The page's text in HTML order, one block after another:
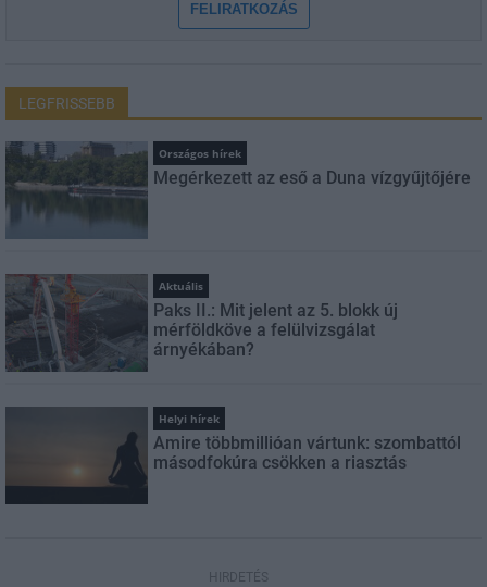
FELIRATKOZÁS
LEGFRISSEBB
Országos hírek
Megérkezett az eső a Duna vízgyűjtőjére
Aktuális
Paks II.: Mit jelent az 5. blokk új
mérföldköve a felülvizsgálat
árnyékában?
Helyi hírek
Amire többmillióan vártunk: szombattól
másodfokúra csökken a riasztás
HIRDETÉS